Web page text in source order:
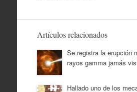
Artículos relacionados
Se registra la erupción
rayos gamma jamás
Hallado uno de los